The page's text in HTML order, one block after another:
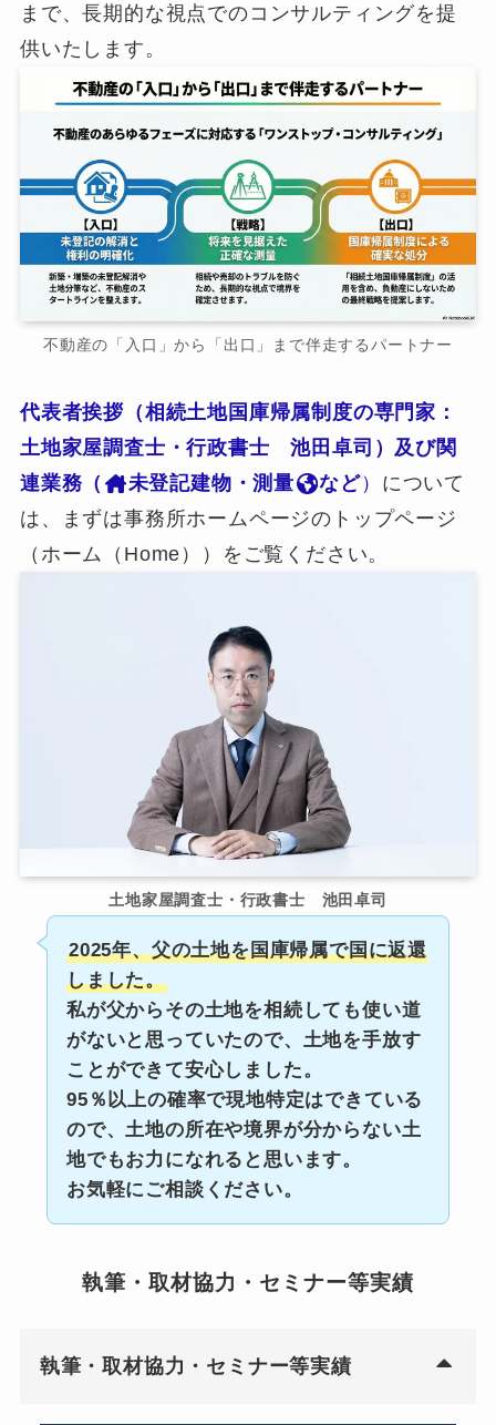
まで、長期的な視点でのコンサルティングを提
供いたします。
不動産の「入口」から「出口」まで伴走するパートナー
代表者挨拶（相続土地国庫帰属制度の専門家：
土地家屋調査士・行政書士 池田卓司）及び関
連業務（
未登記建物・測量 など） について
は、まずは事務所ホームページのトップページ
（ホーム（Home））をご覧ください。
土地家屋調査士・行政書士 池田卓司
2025年、父の土地を国庫帰属で国に返還
しました。
私が父からその土地を相続しても使い道
がないと思っていたので、土地を手放す
ことができて安心しました。
95％以上の確率で現地特定はできている
ので、土地の所在や境界が分からない土
地でもお力になれると思います。
お気軽にご相談ください。
執筆・取材協力・セミナー等実績
執筆・取材協力・セミナー等実績